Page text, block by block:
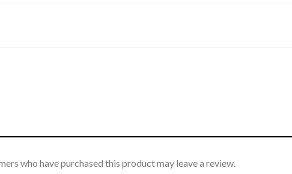
who have purchased this product may leave a review.